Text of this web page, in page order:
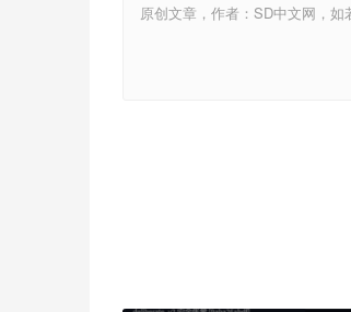
原创文章，作者：SD中文网，